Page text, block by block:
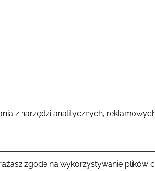
z narzędzi analitycznych,
zgodę na wykorzystywanie plików